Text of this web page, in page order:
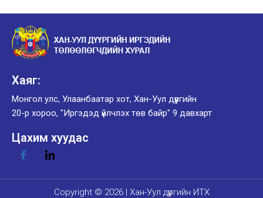
Хаяг:
Монгол улс, Улаанбаатар хот, Хан-Уул дүүргийн
20-р хороо, "Иргэдэд үйлчлэх төв байр" 9 давхарт
Цахим хуудас
Copyright © 2026 | Хан-Уул дүүргийн ИТХ